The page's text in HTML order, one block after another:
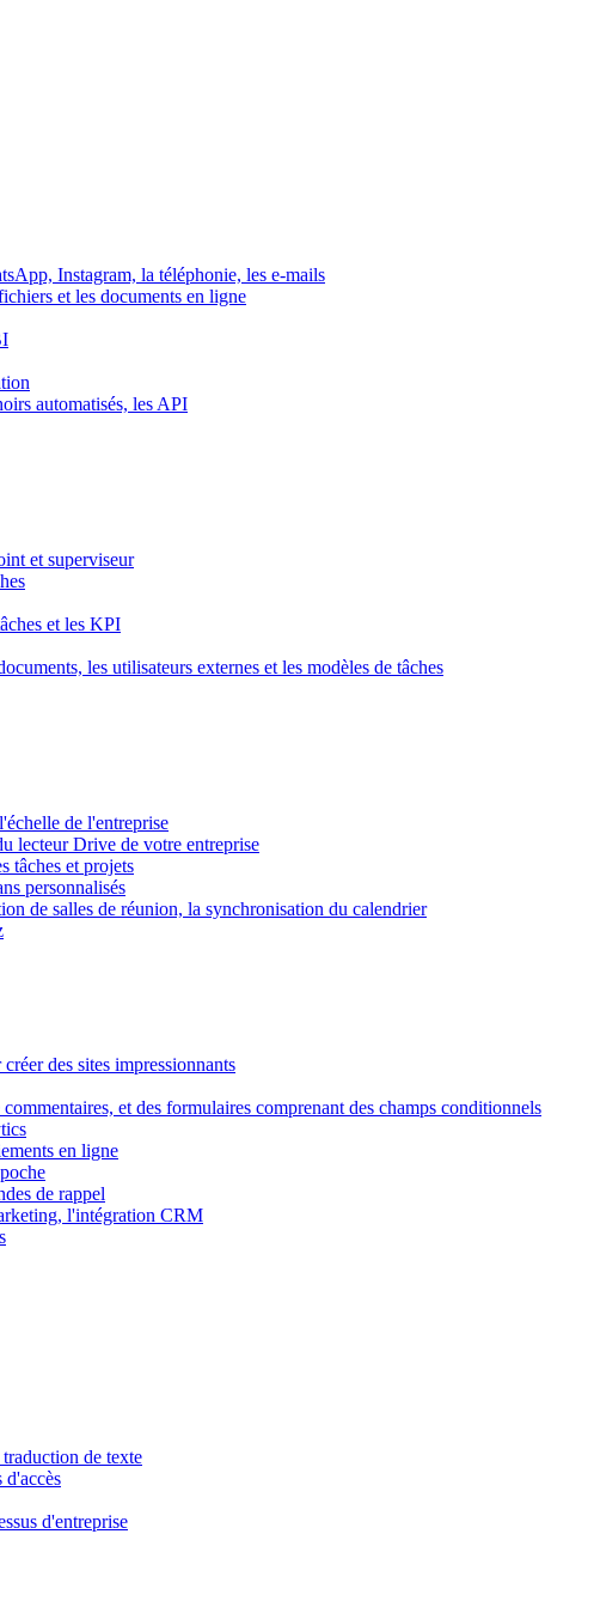
Instagram, la téléphonie, les e-mails
et les documents en ligne
automatisés, les API
et superviseur
et les KPI
les utilisateurs externes et les modèles de tâches
de l'entreprise
lecteur Drive de votre entreprise
tâches et projets
personnalisés
de salles de réunion, la synchronisation du calendrier
des sites impressionnants
et des formulaires comprenant des champs conditionnels
en ligne
de rappel
l'intégration CRM
de texte
d'accès
d'entreprise